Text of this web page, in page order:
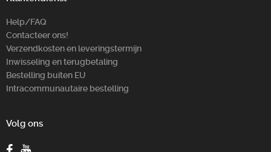
Help/FAQ
Contacteer ons!
Verzendkosten en leveringstermijn
Inwisseling en terugbetaling
Bestelling buiten EU
Intracommunautaire bestelling
Volg ons